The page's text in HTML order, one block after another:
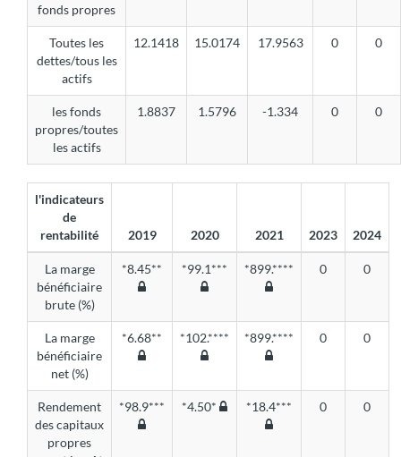
fonds propres
Toutes les
dettes/tous les
actifs
12.1418 15.0174 17.9563 0 0
les fonds
propres/toutes
les actifs
1.8837 1.5796 -1.334 0 0
l'indicateurs
de
rentabilité
2019 2020 2021 2023 2024
La marge
bénéficiaire
brute (%)
*8.45** *99.1*** *899.**** 0 0
La marge
bénéficiaire
net (%)
*6.68** *102.**** *899.**** 0 0
Rendement
des capitaux
propres
*98.9*** *4.50* *18.4*** 0 0